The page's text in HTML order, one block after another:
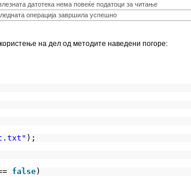
датотека нема повеќе податоци за читање
операција завршила успешно
на дел од методите наведени погоре:
);
false)